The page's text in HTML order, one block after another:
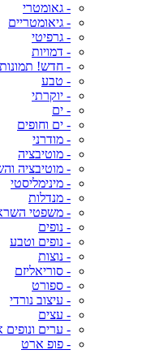
- גאומטרי
- גיאומטריים
- גרפיטי
- דמויות
- חדש! תמונות
- טבע
- יוקרתי
- ים
- ים וחופים
- מודרני
- מוטיבציה
- מוטיבציה
- מינימליסטי
- מנדלות
- משפטי
- נופים
- נופים וטבע
- נוצות
- סוריאליזם
- ספורט
- עיצוב נורדי
- עצים
- ערים ונופים
- פופ ארט